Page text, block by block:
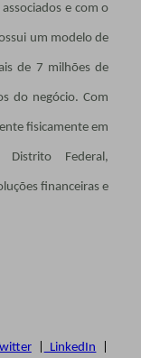
e com o
um modelo de
de 7 milhões de
do negócio. Com
fisicamente em
Federal,
financeiras e
| LinkedIn